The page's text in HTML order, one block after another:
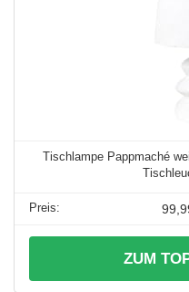
Tischlampe Pappmaché
ZUM